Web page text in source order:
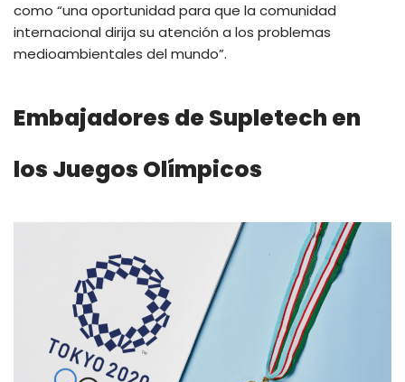
como “una oportunidad para que la comunidad
internacional dirija su atención a los problemas
medioambientales del mundo”.
Embajadores de Supletech en
los Juegos Olímpicos